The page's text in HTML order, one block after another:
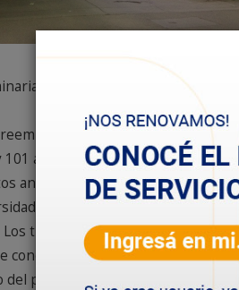
equipadas con tecnología
90 brazos de caño
artefactos de 100 watts.
antiguos, que datan de los años
de columnas instaladas, hay
Los trabajos consistieron también
conexión a la red”.
del plan integral de trabajo, el